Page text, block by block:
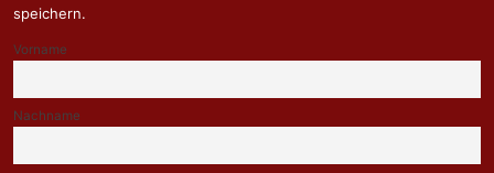
speichern.
Vorname
Nachname